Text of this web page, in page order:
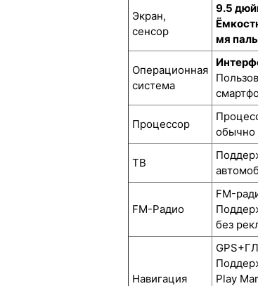
Экран,
сенсор
9.5
мя
Операционная
система
Процессор
обычно
ТВ
FM-Радио
FM-
без
Навигация
Play